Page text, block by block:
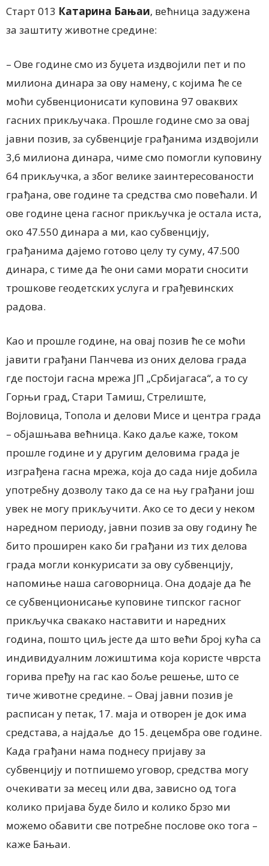
Старт 013 Катарина Бањаи, већница задужена
за заштиту животне средине:
– Ове године смо из буџета издвојили пет и по
милиона динара за ову намену, с којима ће се
моћи субвенционисати куповина 97 оваквих
гасних прикључака. Прошле године смо за овај
јавни позив, за субвенције грађанима издвојили
3,6 милиона динара, чиме смо помогли куповину
64 прикључка, а због велике заинтересованости
грађана, ове године та средства смо повећали. И
ове године цена гасног прикључка је остала иста,
око 47.550 динара а ми, као субвенцију,
грађанима дајемо готово целу ту суму, 47.500
динара, с тиме да ће они сами морати сносити
трошкове геодетских услуга и грађевинских
радова.
Као и прошле године, на овај позив ће се моћи
јавити грађани Панчева из оних делова града
где постоји гасна мрежа ЈП „Србијагаса“, а то су
Горњи град, Стари Тамиш, Стрелиште,
Војловица, Топола и делови Мисе и центра града
– објашњава већница. Како даље каже, током
прошле године и у другим деловима града је
изграђена гасна мрежа, која до сада није добила
употребну дозволу тако да се на њу грађани још
увек не могу прикључити. Ако се то деси у неком
наредном периоду, јавни позив за ову годину ће
бито проширен како би грађани из тих делова
града могли конкурисати за ову субвенцију,
напомиње наша саговорница. Она додаје да ће
се субвенционисање куповине типског гасног
прикључка свакако наставити и наредних
година, пошто циљ јесте да што већи број кућа са
индивидуалним ложиштима која користе чврста
горива пређу на гас као боље решење, што се
тиче животне средине. – Овај јавни позив је
расписан у петак, 17. маја и отворен је док има
средстава, а најдаље до 15. децембра ове године.
Када грађани нама поднесу пријаву за
субвенцију и потпишемо уговор, средства могу
очекивати за месец или два, зависно од тога
колико пријава буде било и колико брзо ми
можемо обавити све потребне послове око тога –
каже Бањаи.